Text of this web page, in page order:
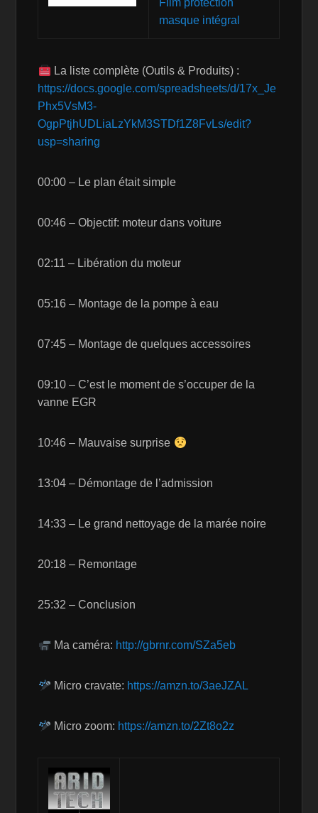
Film protection
masque intégral
La liste complète (Outils & Produits) :
https://docs.google.com/spreadsheets/d/17x_Je
Phx5VsM3-
OgpPtjhUDLiaLzYkM3STDf1Z8FvLs/edit?
usp=sharing
00:00 – Le plan était simple
00:46 – Objectif: moteur dans voiture
02:11 – Libération du moteur
05:16 – Montage de la pompe à eau
07:45 – Montage de quelques accessoires
09:10 – C’est le moment de s’occuper de la
vanne EGR
10:46 – Mauvaise surprise
13:04 – Démontage de l’admission
14:33 – Le grand nettoyage de la marée noire
20:18 – Remontage
25:32 – Conclusion
Ma caméra: http://gbrnr.com/SZa5eb
Micro cravate: https://amzn.to/3aeJZAL
Micro zoom: https://amzn.to/2Zt8o2z